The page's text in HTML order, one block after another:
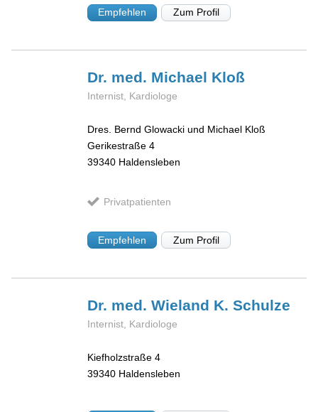
Empfehlen Zum Profil
Dr. med. Michael Kloß
Internist, Kardiologe
Dres. Bernd Glowacki und Michael Kloß
Gerikestraße 4
39340 Haldensleben
Privatpatienten
Empfehlen Zum Profil
Dr. med. Wieland K.Schulze
Internist, Kardiologe
Kiefholzstraße 4
39340 Haldensleben